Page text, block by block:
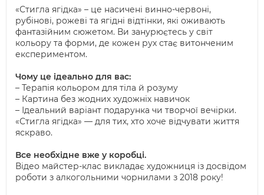
«Стигла ягідка» – це насичені винно-червоні,
рубінові, рожеві та ягідні відтінки, які оживають
фантазійним сюжетом. Ви занурюєтесь у світ
кольору та форми, де кожен рух стає витонченим
експериментом.
Чому це ідеально для вас:
– Терапія кольором для тіла й розуму
– Картина без жодних художніх навичок
– Ідеальний варіант подарунка чи творчої вечірки.
«Стигла ягідка» — для тих, хто хоче відчувати життя
яскраво.
Все необхідне вже у коробці.
Відео майстер-клас викладає художниця із досвідом
роботи з алкогольними чорнилами з 2018 року!